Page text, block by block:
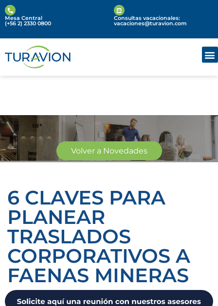
Mesa Central
(+56 2) 2330 0800
Consultas vacacionales:
vacaciones@turavion.com
Novedades
Volver a Novedades
6 CLAVES PARA
PLANEAR
TRASLADOS
CORPORATIVOS A
FAENAS MINERAS